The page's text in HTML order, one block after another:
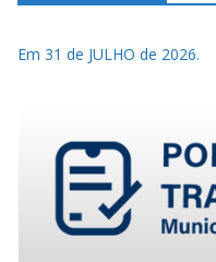
Em 31 de JULHO de 2026.